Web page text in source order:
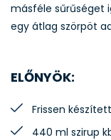
másféle sűrűséget
egy átlag szörpöt
ELŐNYÖK:
Frissen
440 ml szirup